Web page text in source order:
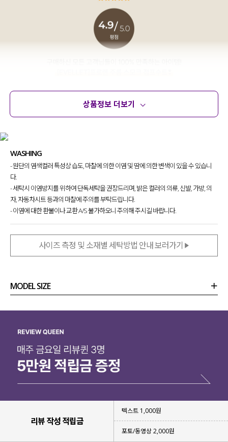
상품정보 더보기
WASHING
- 원단의 염색컬러 특성상 습도, 마찰에 의한 이염 및 땀에 의한 변색이 있을 수 있습니
다.
- 세탁시 이염방지를 위하여 단독세탁을 권장드리며, 밝은 컬러의 의류, 신발, 가방, 의
자, 자동차시트 등과의 마찰에 주의를 부탁드립니다.
- 이염에 대한 환불이나 교환 A/S 불가하오니 주의해 주시길 바랍니다.
사이즈 측정 및 소재별 세탁방법 안내 보러가기
MODEL SIZE
리뷰 작성 적립금
텍스트 1,000원
포토/동영상 2,000원